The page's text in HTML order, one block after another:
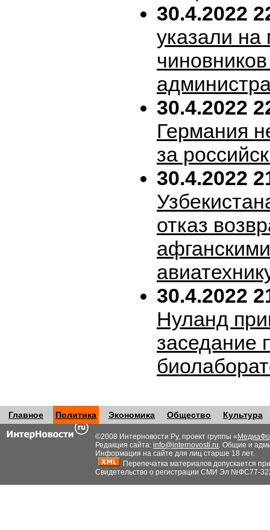
30.4.2022
указали на
30.4.2022
Германия
за
30.4.2022
отказ
30.4.2022
Нуланд
заседание
Главное Политика Экономика Общество Культура
©2008 Интерновости.Ру, проект группы «
Редакция сайта: info@internovosti.ru. Общие и
Информация на сайте для лиц старше 18 лет.
Перепечатка материалов допускается
Свидетельство о регистрации СМИ Эл №ФС77-